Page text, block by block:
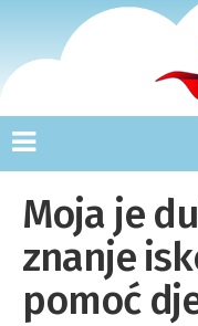
Moja je
znanje
pomoć